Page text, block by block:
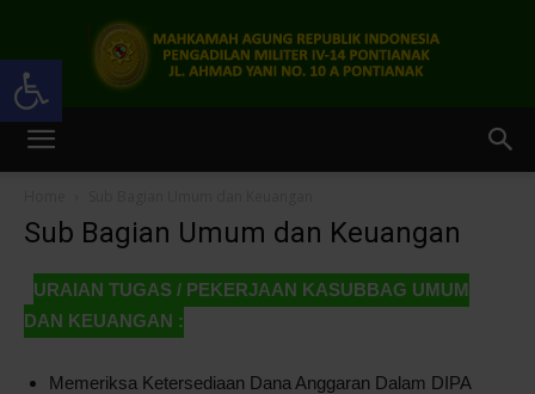
Open toolbar
Sub Bagian Umum dan Keuangan
URAIAN TUGAS / PEKERJAAN KASUBBAG UMUM
DAN KEUANGAN :
Memeriksa Ketersediaan Dana Anggaran Dalam DIPA